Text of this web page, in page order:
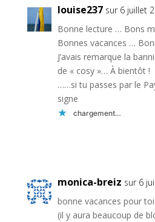
louise237 sur 6 juillet
Bonne lecture … Bons
Bonnes vacances …
J’avais remarque la
de « cosy »… À bientôt !
……si tu passes par le
signe
chargement…
monica-breiz sur 6
bonne vacances pour toi
(il y aura beaucoup de